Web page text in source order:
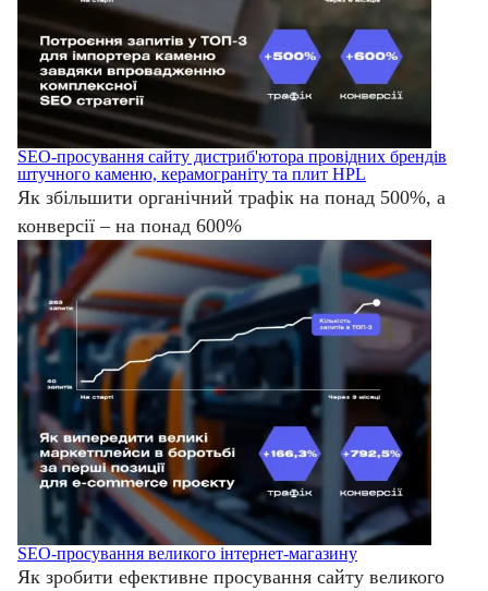
SEO-просування сайту дистриб'ютора провідних брендів
штучного каменю, керамограніту та плит HPL
Як збільшити органічний трафік на понад 500%, а
конверсії – на понад 600%
SEO-просування великого інтернет-магазину
Як зробити ефективне просування сайту великого